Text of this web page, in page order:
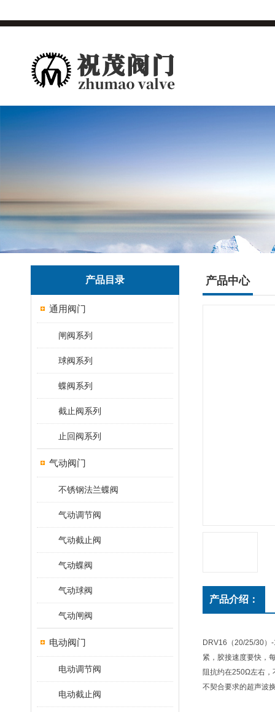
产品目录
通用阀门
闸阀系列
球阀系列
蝶阀系列
截止阀系列
止回阀系列
气动阀门
不锈钢法兰蝶阀
气动调节阀
气动截止阀
气动蝶阀
气动球阀
气动闸阀
电动阀门
电动调节阀
电动截止阀
产品中心
产品介绍：
DRV16（20/25/30）
紧，胶接速度要快，
阻抗约在250Ω左右，
不契合要求的超声波